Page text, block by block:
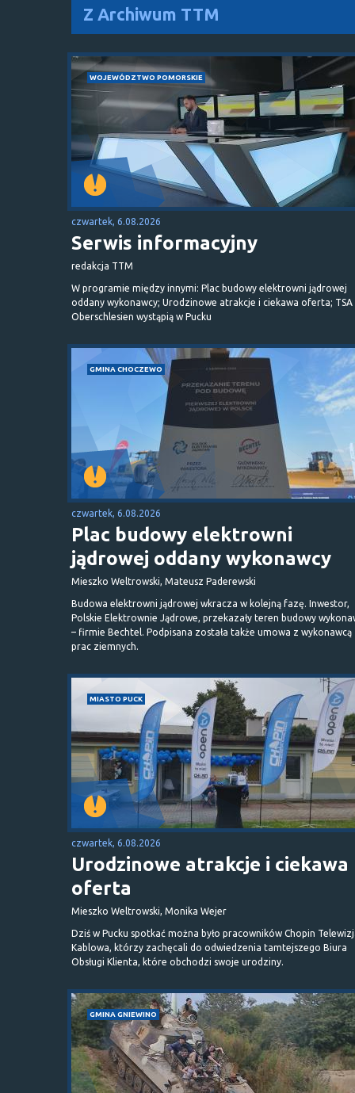
Z Archiwum TTM
WOJEWÓDZTWO POMORSKIE
czwartek, 6.08.2026
Serwis informacyjny
redakcja TTM
W programie między innymi: Plac budowy elektrowni jądrowej
oddany wykonawcy; Urodzinowe atrakcje i ciekawa oferta; TSA
Oberschlesien wystąpią w Pucku
GMINA CHOCZEWO
czwartek, 6.08.2026
Plac budowy elektrowni
jądrowej oddany wykonawcy
Mieszko Weltrowski, Mateusz Paderewski
Budowa elektrowni jądrowej wkracza w kolejną fazę. Inwestor,
Polskie Elektrownie Jądrowe, przekazały teren budowy
– firmie Bechtel. Podpisana została także umowa z wykonawcą
prac ziemnych.
MIASTO PUCK
czwartek, 6.08.2026
Urodzinowe atrakcje i ciekawa
oferta
Mieszko Weltrowski, Monika Wejer
Dziś w Pucku spotkać można było pracowników Chopin
Kablowa, którzy zachęcali do odwiedzenia tamtejszego Biura
Obsługi Klienta, które obchodzi swoje urodziny.
GMINA GNIEWINO